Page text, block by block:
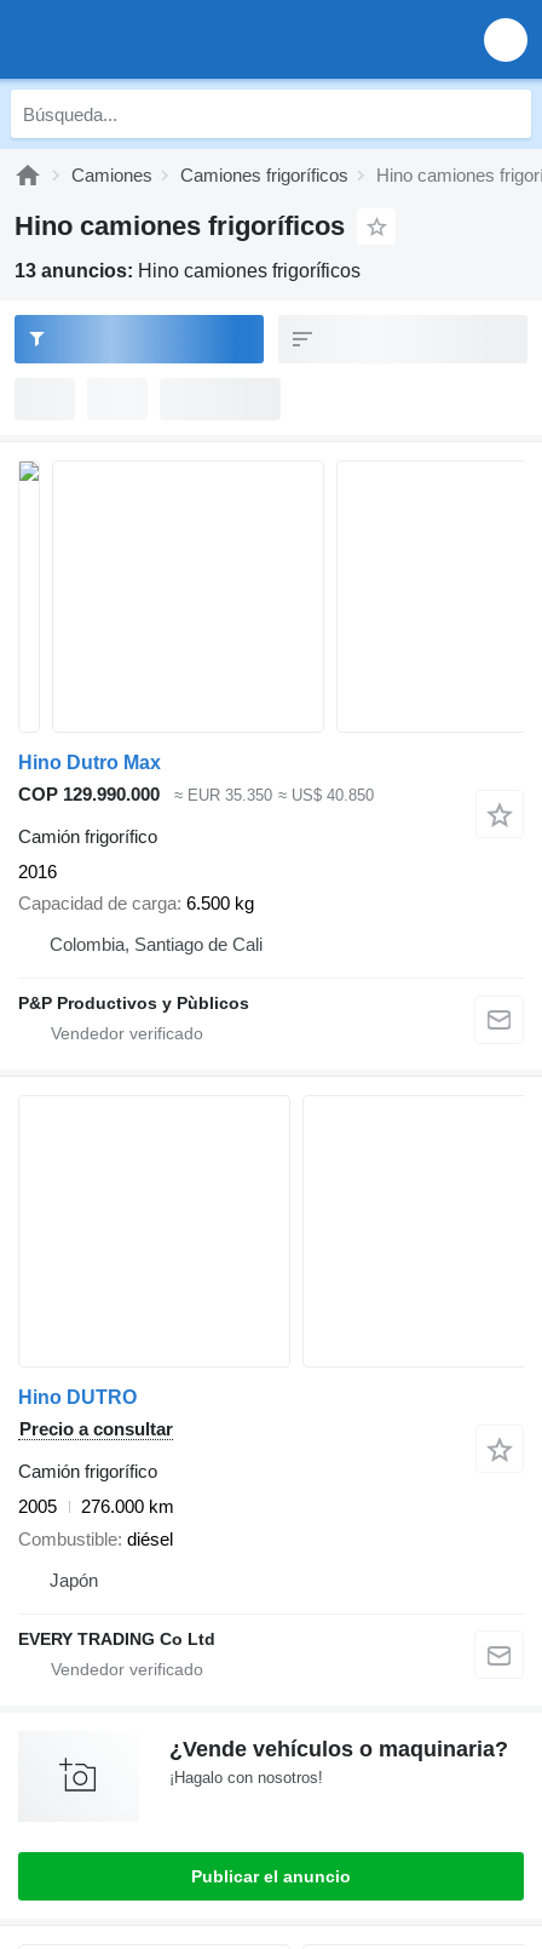
Camiones Camiones frigoríficos Hino camiones
Hino camiones frigoríficos
13 anuncios: Hino camiones frigoríficos
Hino Dutro Max
COP 129.990.000
≈ EUR 35.350 ≈ US$ 40.850
Camión frigorífico
2016
Capacidad de carga 6.500 kg
Colombia, Santiago de Cali
P&P Productivos y Pùblicos
Hino DUTRO
Precio a consultar
Camión frigorífico
2005
276.000 km
Combustible diésel
Japón
EVERY TRADING Co Ltd
¿Vende vehículos o maquinaria?
¡Hagalo con nosotros!
Publicar el anuncio